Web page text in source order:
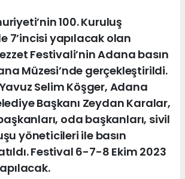
100. Kuruluş
7’incisi yapılacak olan
Festivali’nin Adana basın
Müzesi’nde gerçekleştirildi.
Selim Köşger, Adana
Başkanı Zeydan Karalar,
oda başkanları, sivil
yöneticileri ile basın
Festival 6-7-8 Ekim 2023